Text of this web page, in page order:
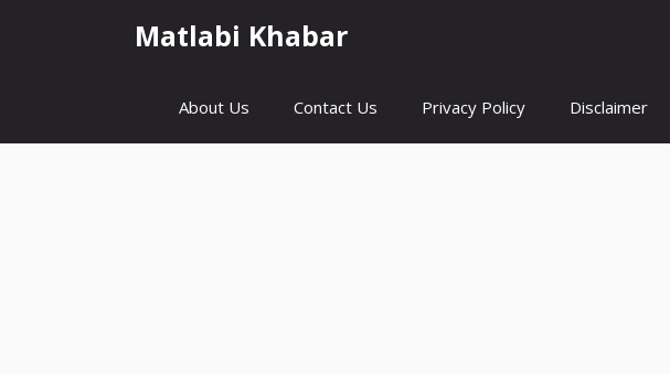
Matlabi Khabar
About Us Contact Us Privacy Policy Disclaimer